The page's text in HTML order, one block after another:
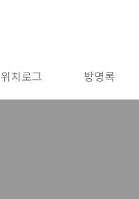
위치로그 방명록